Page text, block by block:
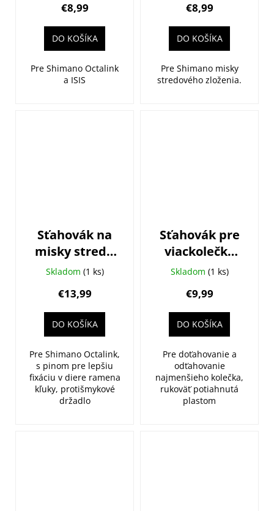
€8,99
DO KOŠÍKA
Pre Shimano Octalink
a ISIS
€8,99
DO KOŠÍKA
Pre Shimano misky
stredového zloženia.
Sťahovák na
misky stredu
s pákou BIKE
Skladom (1 ks)
€13,99
DO KOŠÍKA
Pre Shimano Octalink,
s pinom pre lepšiu
fixáciu v diere ramena
kľuky, protišmykové
držadlo
Sťahovák pre
viackolečko
reťazový BIKE
Skladom (1 ks)
€9,99
DO KOŠÍKA
Pre doťahovanie a
odťahovanie
najmenšieho kolečka,
rukoväť potiahnutá
plastom